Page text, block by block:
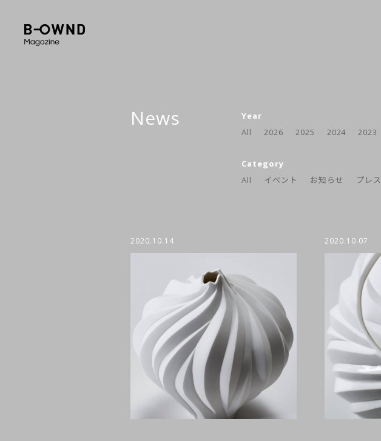
News
Year
All
2026 2025 2024 2023
Category
All
イベント お知らせ プレス
2020.10.14 2020.10.07